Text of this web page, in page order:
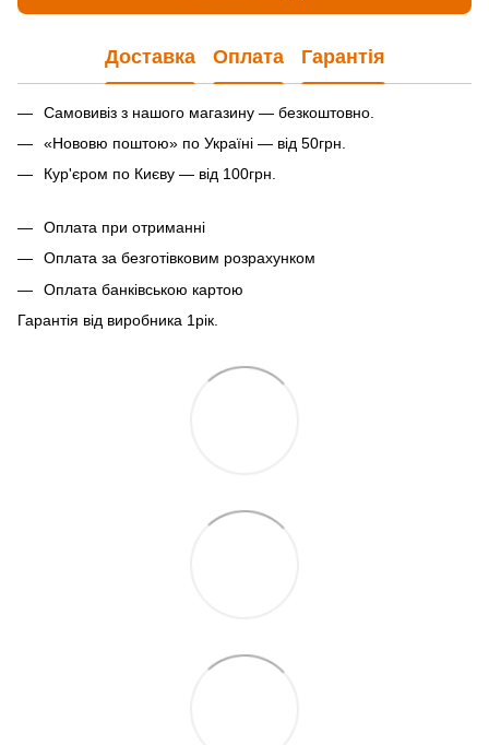
Доставка Оплата Гарантія
Самовивіз з нашого магазину — безкоштовно.
«Нововю поштою» по Україні — від 50грн.
Кур'єром по Києву — від 100грн.
Оплата при отриманні
Оплата за безготівковим розрахунком
Оплата банківською картою
Гарантія від виробника 1рiк.